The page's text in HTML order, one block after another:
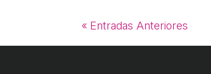
« Entradas Anteriores